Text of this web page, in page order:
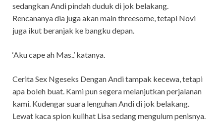
sedangkan Andi pindah duduk di jok belakang.
Rencananya dia juga akan main threesome, tetapi Novi
juga ikut beranjak ke bangku depan.
‘Aku cape ah Mas..’ katanya.
Cerita Sex Ngeseks Dengan Andi tampak kecewa, tetapi
apa boleh buat. Kami pun segera melanjutkan perjalanan
kami. Kudengar suara lenguhan Andi di jok belakang.
Lewat kaca spion kulihat Lisa sedang mengulum penisnya.